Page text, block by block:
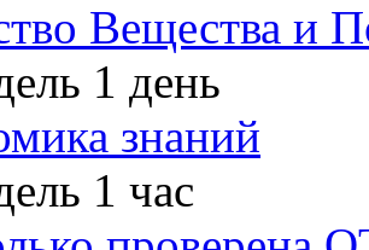
Вещества и
1 день
знаний
1 час